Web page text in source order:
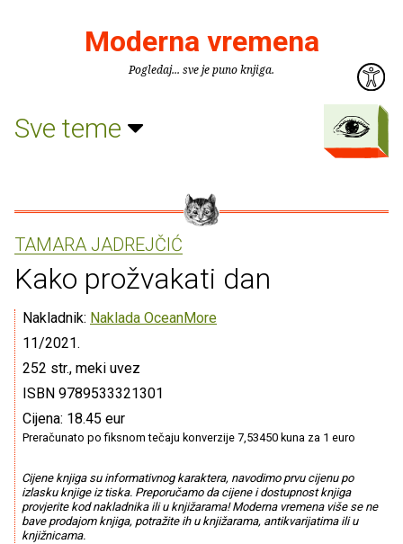
Moderna vremena
Pogledaj... sve je puno knjiga.
Sve teme
TAMARA JADREJČIĆ
Kako prožvakati dan
Nakladnik: Naklada OceanMore
11/2021.
252 str., meki uvez
ISBN 9789533321301
Cijena: 18.45 eur
Preračunato po fiksnom tečaju konverzije 7,53450 kuna za 1 euro
Cijene knjiga su informativnog karaktera, navodimo prvu cijenu po
izlasku knjige iz tiska. Preporučamo da cijene i dostupnost knjiga
provjerite kod nakladnika ili u knjižarama! Moderna vremena više se ne
bave prodajom knjiga, potražite ih u knjižarama, antikvarijatima ili u
knjižnicama.